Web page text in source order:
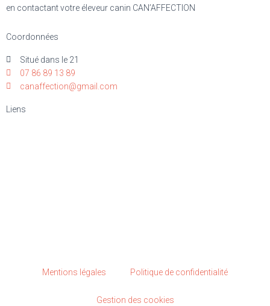
en contactant votre éleveur canin CAN’AFFECTION
Coordonnées
Situé dans le 21
07 86 89 13 89
canaffection@gmail.com
Liens
Mentions légales Politique de confidentialité
Gestion des cookies